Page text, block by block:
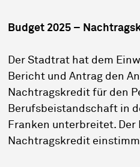
Budget 2025 –
Der Stadtrat hat dem
Bericht und Antrag den
Nachtragskredit für den
Berufsbeistandschaft in
Franken unterbreitet.
Nachtragskredit